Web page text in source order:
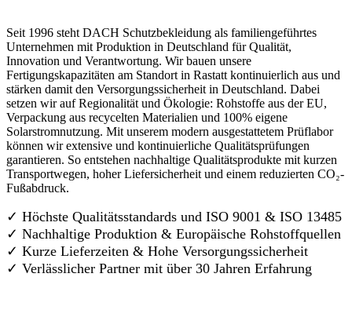
Seit 1996 steht DACH Schutzbekleidung als familiengeführtes
Unternehmen mit Produktion in Deutschland für Qualität,
Innovation und Verantwortung. Wir bauen unsere
Fertigungskapazitäten am Standort in Rastatt kontinuierlich aus und
stärken damit den Versorgungssicherheit in Deutschland. Dabei
setzen wir auf Regionalität und Ökologie: Rohstoffe aus der EU,
Verpackung aus recycelten Materialien und 100% eigene
Solarstromnutzung. Mit unserem modern ausgestattetem Prüflabor
können wir extensive und kontinuierliche Qualitätsprüfungen
garantieren. So entstehen nachhaltige Qualitätsprodukte mit kurzen
Transportwegen, hoher Liefersicherheit und einem reduzierten CO₂-
Fußabdruck.
✓ Höchste Qualitätsstandards und ISO 9001 & ISO 13485
✓ Nachhaltige Produktion & Europäische Rohstoffquellen
✓ Kurze Lieferzeiten & Hohe Versorgungssicherheit
✓ Verlässlicher Partner mit über 30 Jahren Erfahrung